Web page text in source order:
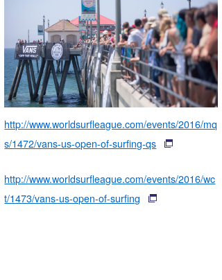
http://www.worldsurfleague.com/events/2016/mq
s/1472/vans-us-open-of-surfing-qs
http://www.worldsurfleague.com/events/2016/wc
t/1473/vans-us-open-of-surfing